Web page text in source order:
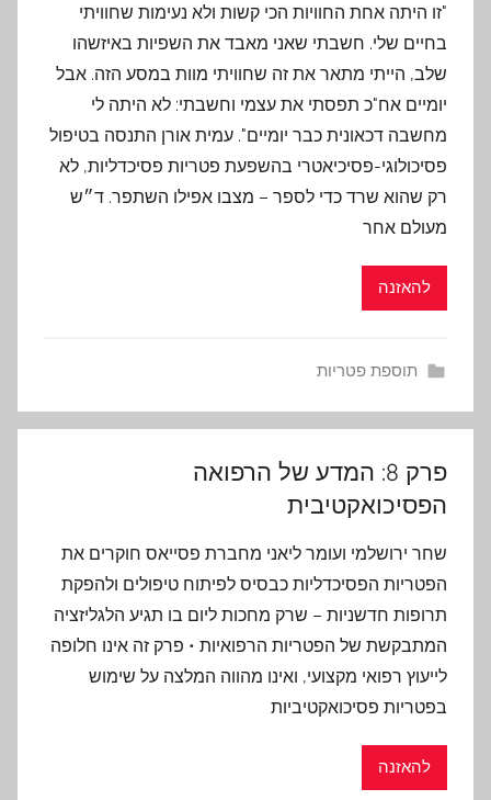
"זו היתה אחת החוויות הכי קשות ולא נעימות שחוויתי
בחיים שלי. חשבתי שאני מאבד את השפיות באיזשהו
שלב, הייתי מתאר את זה שחוויתי מוות במסע הזה. אבל
יומיים אח"כ תפסתי את עצמי וחשבתי: לא היתה לי
מחשבה דכאונית כבר יומיים". עמית אורן התנסה בטיפול
פסיכולוגי-פסיכיאטרי בהשפעת פטריות פסיכדליות, לא
רק שהוא שרד כדי לספר – מצבו אפילו השתפר. ד״ש
מעולם אחר
להאזנה
תוספת פטריות
פרק 8: המדע של הרפואה
הפסיכואקטיבית
שחר ירושלמי ועומר ליאני מחברת פסייאס חוקרים את
הפטריות הפסיכדליות כבסיס לפיתוח טיפולים ולהפקת
תרופות חדשניות – שרק מחכות ליום בו תגיע הלגליזציה
המתבקשת של הפטריות הרפואיות • פרק זה אינו חלופה
לייעוץ רפואי מקצועי, ואינו מהווה המלצה על שימוש
בפטריות פסיכואקטיביות
להאזנה